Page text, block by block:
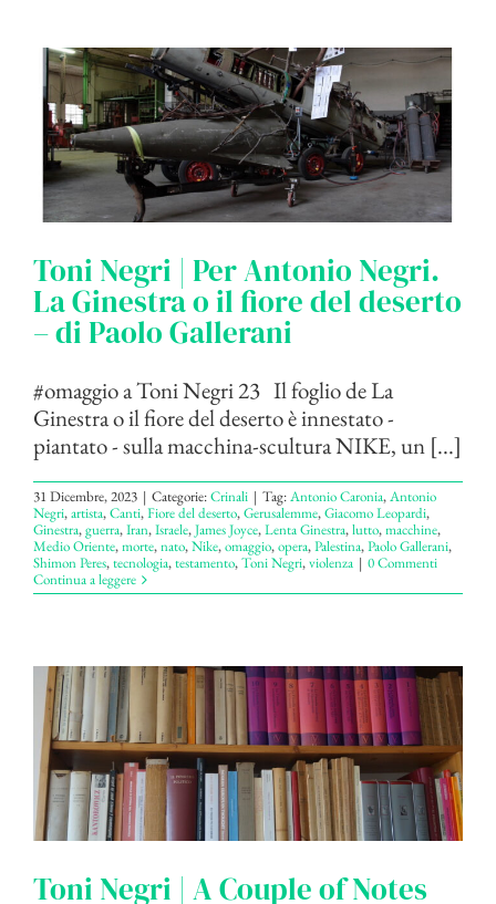
Toni Negri | Per Antonio Negri.
La Ginestra o il fiore del deserto
– di Paolo Gallerani
#omaggio a Toni Negri 23 Il foglio de La
Ginestra o il fiore del deserto è innestato -
piantato - sulla macchina-scultura NIKE, un [...]
31 Dicembre, 2023 | Categorie:Crinali | Tag:Antonio Caronia,Antonio
Negri,artista,Canti,Fiore del deserto,Gerusalemme,Giacomo Leopardi,
Ginestra,guerra,Iran,Israele,James Joyce,Lenta Ginestra,lutto,macchine,
Medio Oriente,morte,nato,Nike,omaggio,opera,Palestina,Paolo Gallerani,
Shimon Peres,tecnologia,testamento,Toni Negri,violenza | 0 Commenti
Continua a leggere
Toni Negri | A Couple of Notes